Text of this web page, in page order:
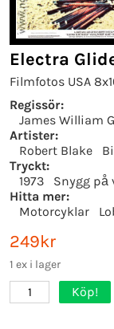
Electra
Filmfotos USA
Regissör:
James William
Artister:
Robert Blake
Tryckt:
1973
Snygg på
Hitta mer:
Motorcyklar
249kr
1 ex i lager
1 Köp!